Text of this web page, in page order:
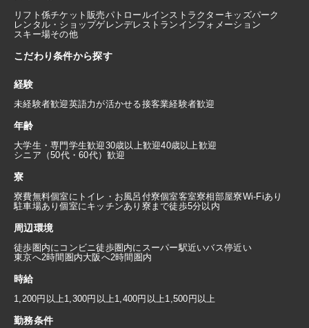
リフト係チケット販売パトロールインストラクターキッズパーク
レンタル・ショップゲレンデレストラン インフォメーション
スキー場その他
こだわり条件から探す
経験
未経験者歓迎英語力が活かせる接客業経験者歓迎
年齢
大学生・専門学生歓迎30歳以上歓迎40歳以上歓迎
シニア（50代・60代）歓迎
寮
寮費無料個室にトイレ・お風呂付寮個室客室寮相部屋寮Wi-Fiあり
駐車場あり個室にキッチンあり 寮まで徒歩5分以内
周辺環境
徒歩圏内にコンビニ徒歩圏内にスーパー駅近いバス停近い
東京へ2時間圏内大阪へ2時間圏内
時給
1,200円以上1,300円以上1,400円以上1,500円以上
勤務条件